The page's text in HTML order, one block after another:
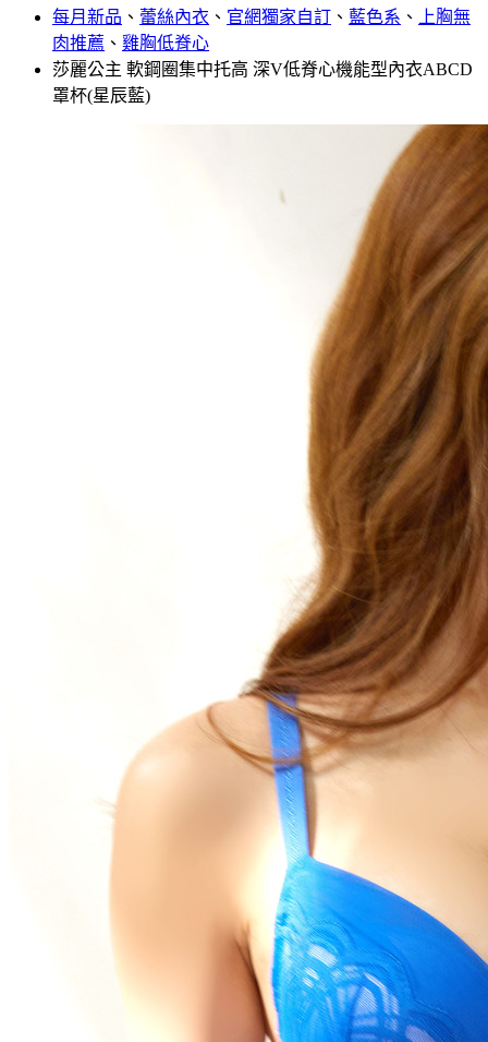
每月新品 、 蕾絲內衣 、 官網獨家自訂 、 藍色系 、
上胸無
肉推薦 、 雞胸低脊心
莎麗公主 軟鋼圈集中托高 深V低脊心機能型內衣ABCD
罩杯(星辰藍)